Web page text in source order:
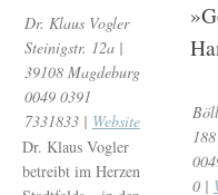
Dr. Klaus Vogler
Steinigstr. 12a |
39108 Magdeburg
0049 0391
7331833 | Website
Dr. Klaus Vogler
betreibt im Herzen
0 |